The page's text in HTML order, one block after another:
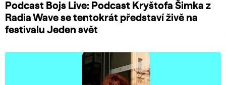
Podcast Bojs Live: Podcast Kryštofa Šimka z
Radia Wave se tentokrát představí živě na
festivalu Jeden svět